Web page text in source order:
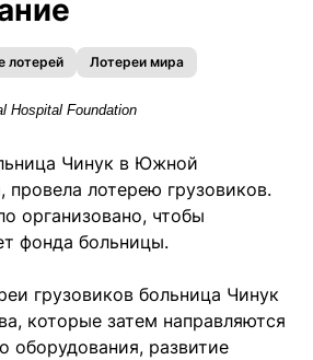
лотерей Лотереи мира
Hospital Foundation
Чинук в Южной
провела лотерею грузовиков.
организовано, чтобы
фонда больницы.
грузовиков больница Чинук
которые затем направляются
оборудования, развитие